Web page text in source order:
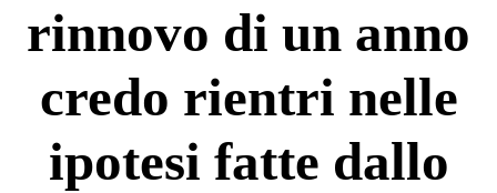
rinnovo di un anno
credo rientri nelle
ipotesi fatte dallo